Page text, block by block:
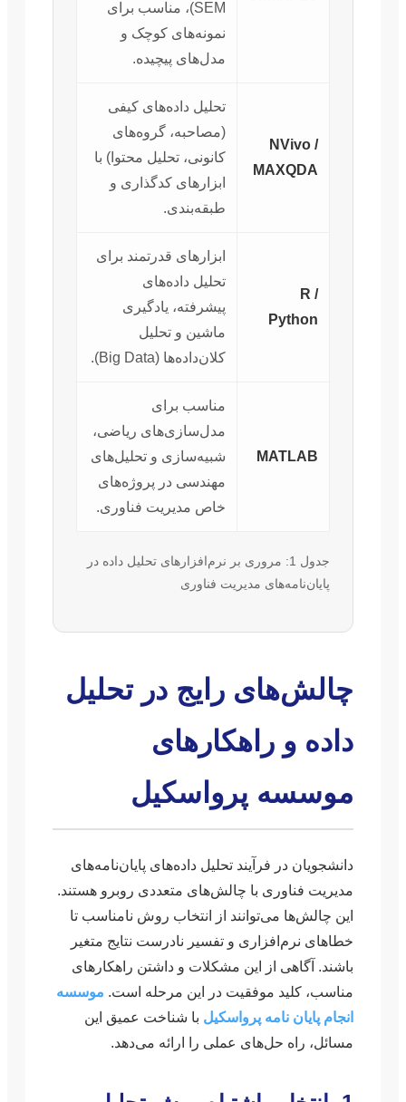
SEM)، مناسب برای
نمونه‌های کوچک و
مدل‌های پیچیده.
NVivo /
MAXQDA
تحلیل داده‌های کیفی
(مصاحبه، گروه‌های
کانونی، تحلیل محتوا) با
ابزارهای کدگذاری و
طبقه‌بندی.
R /
Python
ابزارهای قدرتمند برای
تحلیل داده‌های
پیشرفته، یادگیری
ماشین و تحلیل
کلان‌داده‌ها (Big Data).
MATLAB
مناسب برای
مدل‌سازی‌های ریاضی،
شبیه‌سازی و تحلیل‌های
مهندسی در پروژه‌های
خاص مدیریت فناوری.
جدول 1: مروری بر نرم‌افزارهای تحلیل داده در
پایان‌نامه‌های مدیریت فناوری
چالش‌های رایج در تحلیل
داده و راهکارهای
موسسه پرواسکیل
دانشجویان در فرآیند تحلیل داده‌های پایان‌نامه‌های
مدیریت فناوری با چالش‌های متعددی روبرو هستند.
این چالش‌ها می‌توانند از انتخاب روش نامناسب تا
خطاهای نرم‌افزاری و تفسیر نادرست نتایج متغیر
باشند. آگاهی از این مشکلات و داشتن راهکارهای
مناسب، کلید موفقیت در این مرحله است. موسسه
انجام پایان نامه پرواسکیل با شناخت عمیق این
مسائل، راه حل‌های عملی را ارائه می‌دهد.